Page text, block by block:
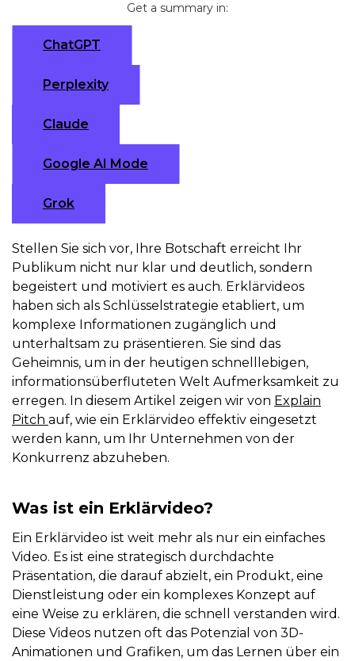
Get a summary in:
ChatGPT
Perplexity
Claude
Google AI Mode
Grok
Stellen Sie sich vor, Ihre Botschaft erreicht Ihr
Publikum nicht nur klar und deutlich, sondern
begeistert und motiviert es auch. Erklärvideos
haben sich als Schlüsselstrategie etabliert, um
komplexe Informationen zugänglich und
unterhaltsam zu präsentieren. Sie sind das
Geheimnis, um in der heutigen schnelllebigen,
informationsüberfluteten Welt Aufmerksamkeit zu
erregen. In diesem Artikel zeigen wir von Explain
Pitch auf, wie ein Erklärvideo effektiv eingesetzt
werden kann, um Ihr Unternehmen von der
Konkurrenz abzuheben.
Was ist ein Erklärvideo?
Ein Erklärvideo ist weit mehr als nur ein einfaches
Video. Es ist eine strategisch durchdachte
Präsentation, die darauf abzielt, ein Produkt, eine
Dienstleistung oder ein komplexes Konzept auf
eine Weise zu erklären, die schnell verstanden wird.
Diese Videos nutzen oft das Potenzial von 3D-
Animationen und Grafiken, um das Lernen über ein